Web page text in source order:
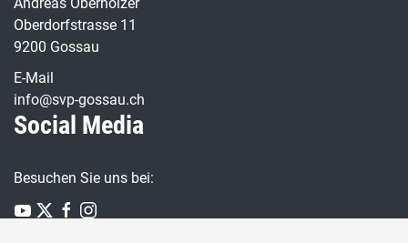
Oberdorfstrasse 11
9200 Gossau
E-Mail
info@svp-gossau.ch
Social Media
Besuchen Sie uns bei: